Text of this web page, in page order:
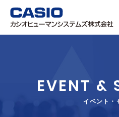
EVENT &
イベント・